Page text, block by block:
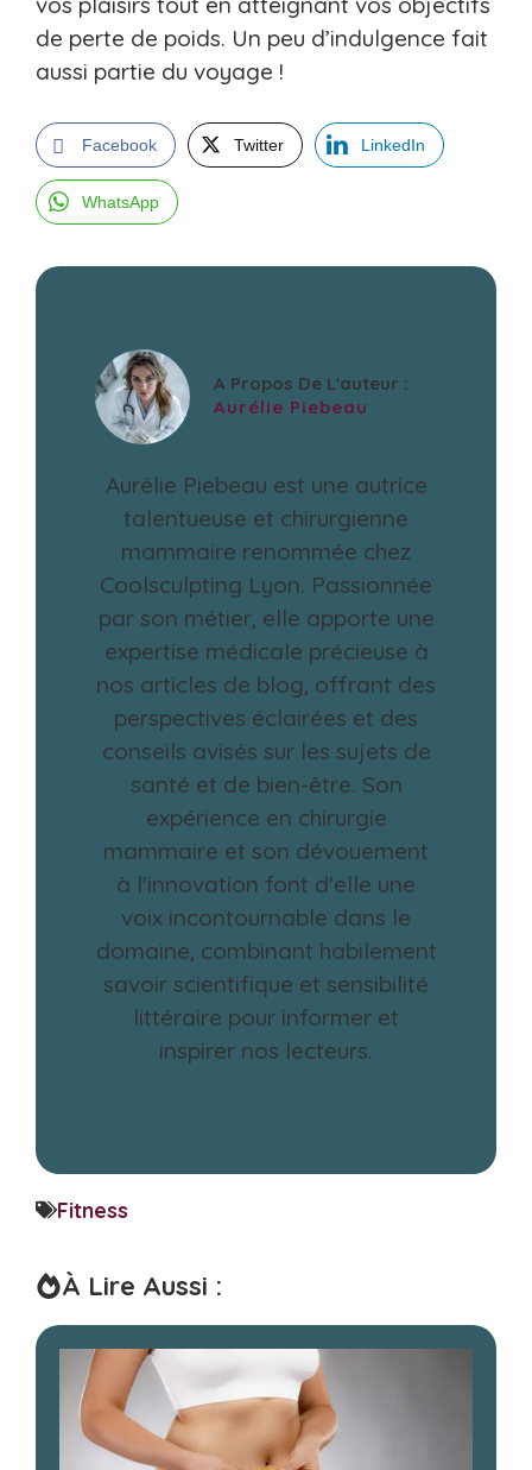
de perte de poids. Un peu d’indulgence fait
aussi partie du voyage !
Facebook Twitter LinkedIn
WhatsApp
A Propos De L'auteur :
Aurélie Piebeau
Aurélie Piebeau est une autrice
talentueuse et chirurgienne
mammaire renommée chez
Coolsculpting Lyon. Passionnée
par son métier, elle apporte une
expertise médicale précieuse à
nos articles de blog, offrant des
perspectives éclairées et des
conseils avisés sur les sujets de
santé et de bien-être. Son
expérience en chirurgie
mammaire et son dévouement
à l'innovation font d'elle une
voix incontournable dans le
domaine, combinant habilement
savoir scientifique et sensibilité
littéraire pour informer et
inspirer nos lecteurs.
Fitness
À Lire Aussi :